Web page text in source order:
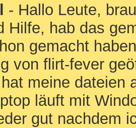
- Hallo Leute,
Hilfe, hab das
gemacht
von flirt-fever
meine dateien
läuft mit
gut nachdem